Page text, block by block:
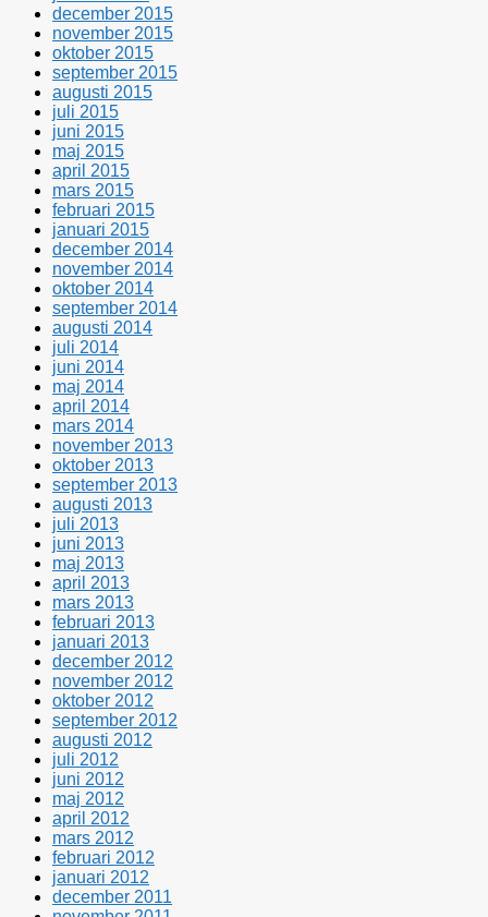
december 2015
november 2015
oktober 2015
september 2015
augusti 2015
juli 2015
juni 2015
maj 2015
april 2015
mars 2015
februari 2015
januari 2015
december 2014
november 2014
oktober 2014
september 2014
augusti 2014
juli 2014
juni 2014
maj 2014
april 2014
mars 2014
november 2013
oktober 2013
september 2013
augusti 2013
juli 2013
juni 2013
maj 2013
april 2013
mars 2013
februari 2013
januari 2013
december 2012
november 2012
oktober 2012
september 2012
augusti 2012
juli 2012
juni 2012
maj 2012
april 2012
mars 2012
februari 2012
januari 2012
december 2011